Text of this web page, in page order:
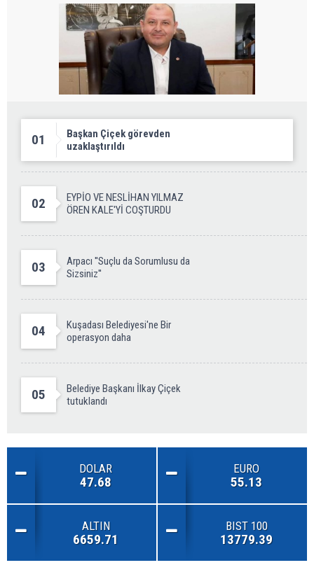
01
Başkan Çiçek görevden
uzaklaştırıldı
02
EYPİO VE NESLİHAN YILMAZ
ÖREN KALE'Yİ COŞTURDU
03
Arpacı ''Suçlu da Sorumlusu da
Sizsiniz''
04
Kuşadası Belediyesi'ne Bir
operasyon daha
05
Belediye Başkanı İlkay Çiçek
tutuklandı
DOLAR
47.68
EURO
55.13
ALTIN
6659.71
BIST 100
13779.39